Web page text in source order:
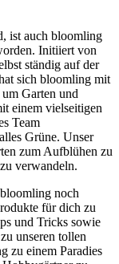
ist auch bloomling
Initiiert von
ständig auf der
sich bloomling mit
Garten und
einem vielseitigen
Team
Grüne. Unser
zum Aufblühen zu
verwandeln.
noch
für dich zu
und Tricks sowie
unseren tollen
zu einem Paradies